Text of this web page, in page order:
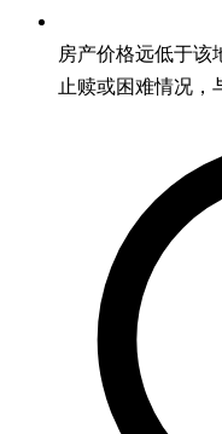
房产价格远低于该
止赎或困难情况，